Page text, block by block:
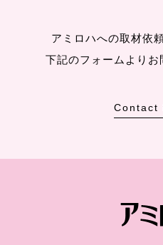
アミロハへの取材依
下記のフォームよりお
Contact